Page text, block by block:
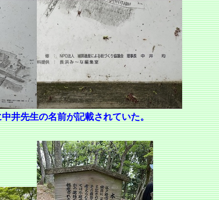
井先生の名前が記載されていた。